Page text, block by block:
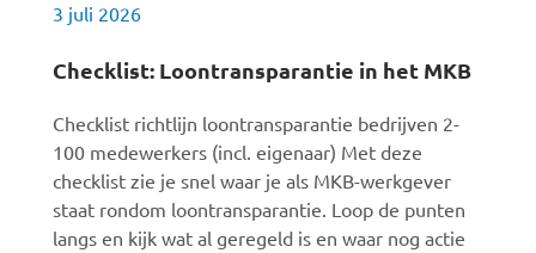
3 juli 2026
Checklist: Loontransparantie in het MKB
Checklist richtlijn loontransparantie bedrijven 2-
100 medewerkers (incl. eigenaar) Met deze
checklist zie je snel waar je als MKB-werkgever
staat rondom loontransparantie. Loop de punten
langs en kijk wat al geregeld is en waar nog actie